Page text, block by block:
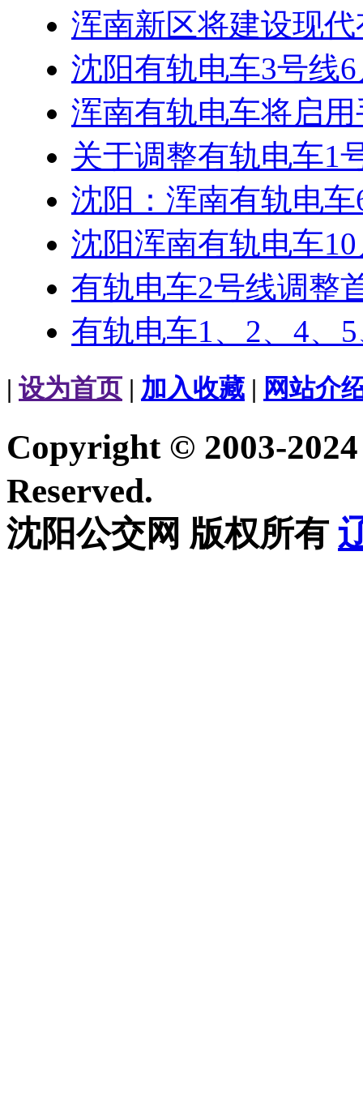
浑南新区将建设现
沈阳有轨电车3号线
浑南有轨电车将启
关于调整有轨电车1
沈阳：浑南有轨电
沈阳浑南有轨电车
有轨电车2号线调整
有轨电车1、2、4、
| 设为首页 | 加入收藏 | 网站介
Copyright © 2003-
Reserved.
沈阳公交网 版权所有